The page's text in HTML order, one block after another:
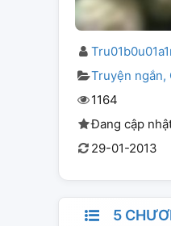
Truyện ngắn
1164
Đang cập
29-01-2013
5